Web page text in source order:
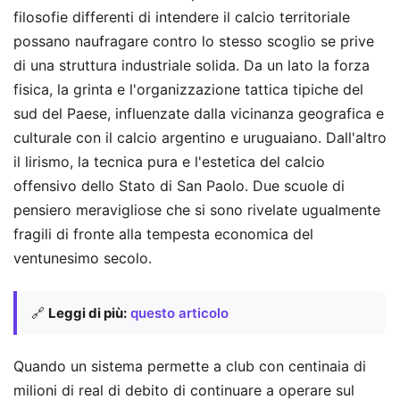
filosofie differenti di intendere il calcio territoriale
possano naufragare contro lo stesso scoglio se prive
di una struttura industriale solida. Da un lato la forza
fisica, la grinta e l'organizzazione tattica tipiche del
sud del Paese, influenzate dalla vicinanza geografica e
culturale con il calcio argentino e uruguaiano. Dall'altro
il lirismo, la tecnica pura e l'estetica del calcio
offensivo dello Stato di San Paolo. Due scuole di
pensiero meravigliose che si sono rivelate ugualmente
fragili di fronte alla tempesta economica del
ventunesimo secolo.
🔗 Leggi di più: questo articolo
Quando un sistema permette a club con centinaia di
milioni di real di debito di continuare a operare sul